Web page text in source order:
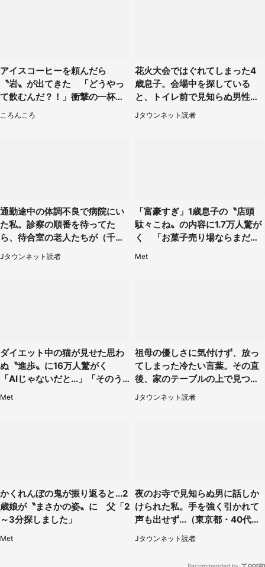
アイスコーヒーを頼んだら
〝岩〟が出てきた 「どうやっ
て飲むんだ？！」衝撃の一杯が
ころんころ
花火大会ではぐれてしまった4
歳息子。会場中を探している
と、トイレ前で見知らぬ男性に
（東京都・女性）
Jタウンネット読者
通勤途中の体調不良で病院にい
た私。診察の順番を待ってた
ら、待合室の老人たちが（千葉
県・50代男性）
Jタウンネット読者
「富豪すぎ」1歳息子の〝店頭
駄々こね〟の内容に1.7万人驚が
く 「お菓子売り場ならまだし
Met
ダイエット中の猫が見せた思わ
ぬ〝進歩〟に16万人驚がく
「AIじゃないだと...」「そのう
Met
祖母の優しさに気付けず、放っ
てしまった冷たい言葉。その直
後、家のテーブルの上で見つけ
たものは（福岡県・30代女性）
Jタウンネット読者
かくれんぼの鬼が振り返ると...2
歳娘が〝まさかの姿〟に 父「2
～3分探しました」
Met
夜のお寺で見知らぬ男に話しか
けられた私。手を強く引かれて
声も出せず...（東京都・40代女
Jタウンネット読者